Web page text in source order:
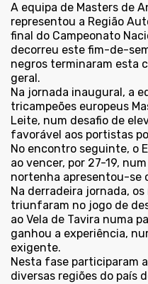
A equipa de Masters de
representou a Região
final do Campeonato
decorreu este fim-de-
negros terminaram esta
geral.
Na jornada inaugural, a
tricampeões europeus
Leite, num desafio de
favorável aos portistas
No encontro seguinte, o
ao vencer, por 27-19,
nortenha apresentou-se
Na derradeira jornada,
triunfaram no jogo de
ao Vela de Tavira numa
ganhou a experiência,
exigente.
Nesta fase participaram
diversas regiões do país